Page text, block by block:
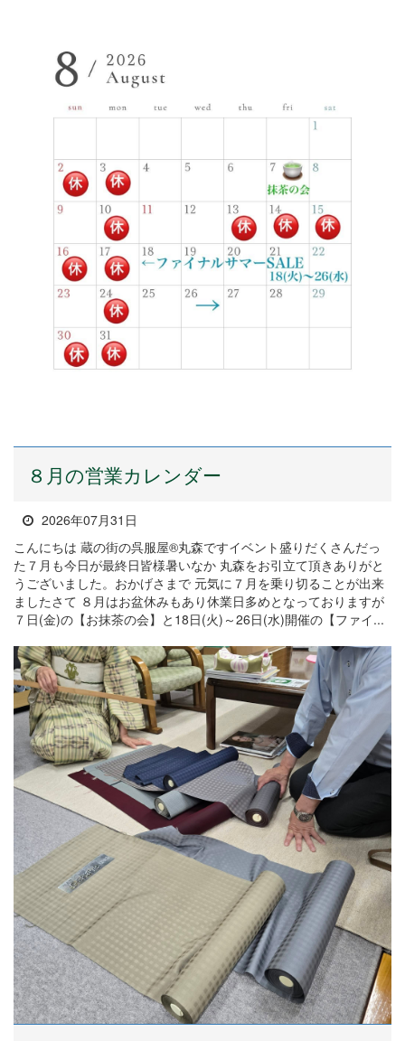
８月の営業カレンダー
2026年07月31日
こんにちは 蔵の街の呉服屋®丸森ですイベント盛りだくさんだっ
た７月も今日が最終日皆様暑いなか 丸森をお引立て頂きありがと
うございました。おかげさまで 元気に７月を乗り切ることが出来
ましたさて ８月はお盆休みもあり休業日多めとなっておりますが
７日(金)の【お抹茶の会】と18日(火)～26日(水)開催の【ファイ...